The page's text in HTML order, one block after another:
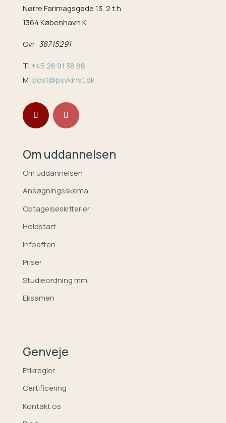
Nørre Farimagsgade 13, 2 t.h.
1364 København K
Cvr: 38715291
T: +45 28 91 38 88
M:post@psykinst.dk
Om uddannelsen
Om uddannelsen
Ansøgningsskema
Optagelseskriterier
Holdstart
Infoaften
Priser
Studieordning mm.
Eksamen
Genveje
Etikregler
Certificering
Kontakt os